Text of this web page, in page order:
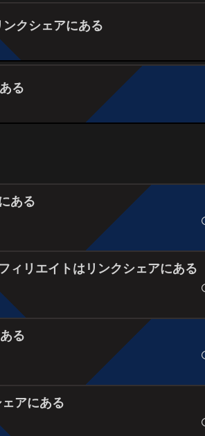
ンクシェアにある
る
ある
ィリエイトはリンクシェアにある
る
アにある